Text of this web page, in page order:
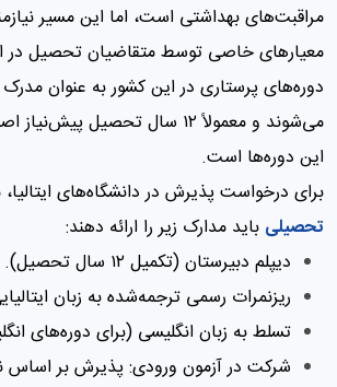
مراقبت‌های بهداشتی است، اما این مسیر
معیارهای خاصی توسط متقاضیان تحصیل در
دوره‌های پرستاری در این کشور به عنوان مدرک
می‌شوند و معمولاً ۱۲ سال تحصیل
این دوره‌ها است.
برای درخواست پذیرش در دانشگاه‌های
تحصیلی باید مدارک زیر را ارائه دهند:
دیپلم دبیرستان (تکمیل ۱۲ سال تحصیل).
ریزنمرات رسمی ترجمه‌شده به زبان
تسلط به زبان انگلیسی (برای دوره‌های
شرکت در آزمون ورودی: پذیرش بر